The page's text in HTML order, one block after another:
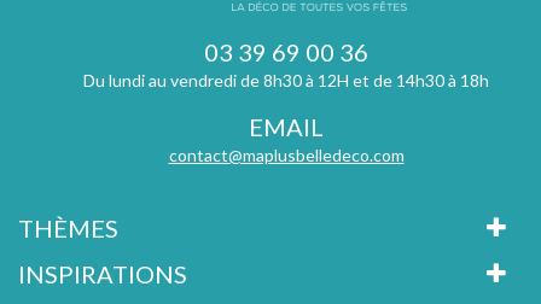
03 39 69 00 36
Du lundi au vendredi de 8h30 à 12H et de 14h30 à 18h
EMAIL
contact@maplusbelledeco.com
THÈMES
INSPIRATIONS